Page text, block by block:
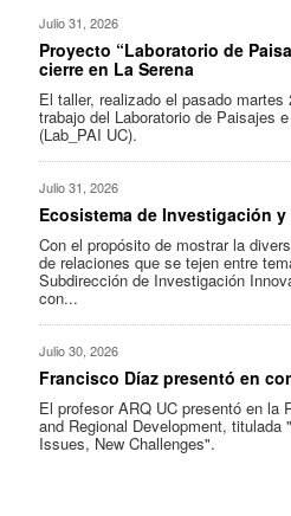
Julio 31, 2026
Proyecto “Laboratorio de
cierre en La Serena
El taller, realizado el pasado
trabajo del Laboratorio de Paisajes
(Lab_PAI UC).
Julio 31, 2026
Ecosistema de Investigación y
Con el propósito de mostrar la
de relaciones que se tejen entre
Subdirección de Investigación
con...
Julio 30, 2026
Francisco Díaz presentó en
El profesor ARQ UC presentó en la
and Regional Development,
Issues, New Challenges".